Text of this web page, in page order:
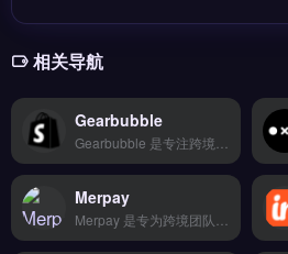
相关导航
Gearbubble
Merpay